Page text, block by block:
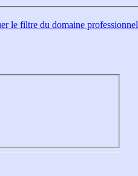
le filtre du domaine professionnel